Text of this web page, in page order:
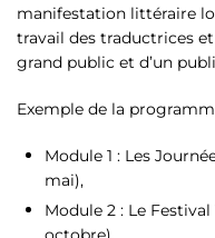
manifestation littéraire
travail des traductrices
grand public et d’un
Exemple de la
Module 1 : Les
mai),
Module 2 : Le